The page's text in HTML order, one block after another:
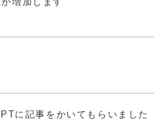
に記事をかいてもらいました